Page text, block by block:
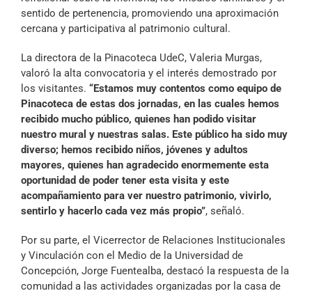
sentido de pertenencia, promoviendo una aproximación
cercana y participativa al patrimonio cultural.
La directora de la Pinacoteca UdeC, Valeria Murgas,
valoró la alta convocatoria y el interés demostrado por
los visitantes. “Estamos muy contentos como equipo de
Pinacoteca de estas dos jornadas, en las cuales hemos
recibido mucho público, quienes han podido visitar
nuestro mural y nuestras salas. Este público ha sido muy
diverso; hemos recibido niños, jóvenes y adultos
mayores, quienes han agradecido enormemente esta
oportunidad de poder tener esta visita y este
acompañamiento para ver nuestro patrimonio, vivirlo,
sentirlo y hacerlo cada vez más propio”, señaló.
Por su parte, el Vicerrector de Relaciones Institucionales
y Vinculación con el Medio de la Universidad de
Concepción, Jorge Fuentealba, destacó la respuesta de la
comunidad a las actividades organizadas por la casa de